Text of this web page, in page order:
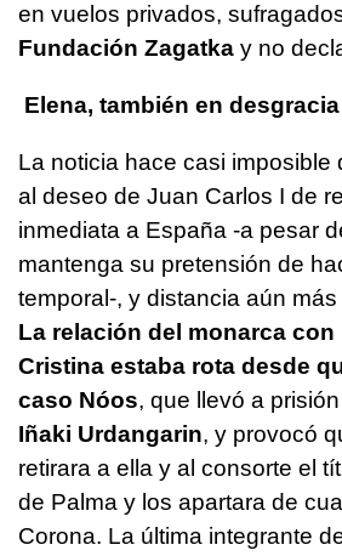
en vuelos privados,
Fundación Zagatka y no
Elena, también en desgracia
La noticia hace casi imposible
al deseo de Juan Carlos I de
inmediata a España -a pesar
mantenga su pretensión de
temporal-, y distancia aún
La relación del monarca con
Cristina estaba rota desde
caso Nóos, que llevó a
Iñaki Urdangarin, y provocó
retirara a ella y al consorte el
de Palma y los apartara de
Corona. La última integrante